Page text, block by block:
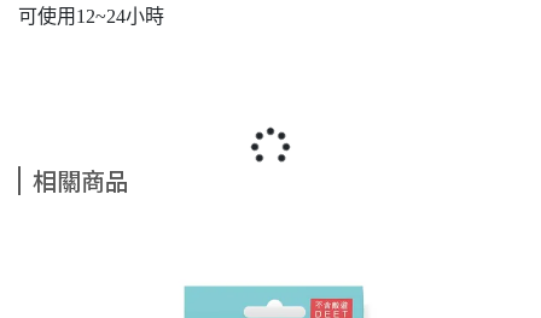
可使用12~24小時
相關商品